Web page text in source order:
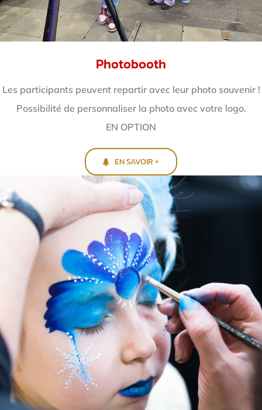
Photobooth
Les participants peuvent repartir avec leur photo souvenir !
Possibilité de personnaliser la photo avec votre logo.
EN OPTION
EN SAVOIR +